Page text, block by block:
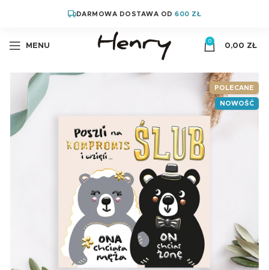
DARMOWA DOSTAWA OD600 ZŁ
MENU
0
0,00 ZŁ
POLECANE
NOWOŚĆ